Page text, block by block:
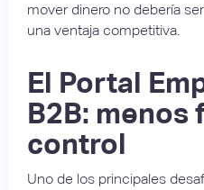
mover dinero no debería
una ventaja competitiva.
El Portal
B2B: menos
control
Uno de los principales